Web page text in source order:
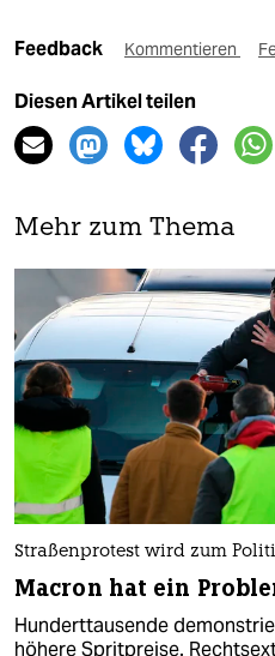
Feedback Kommentieren
Diesen Artikel teilen
Mehr zum Thema
Straßenprotest wird zum
Macron hat ein
Hunderttausende
höhere Spritpreise.